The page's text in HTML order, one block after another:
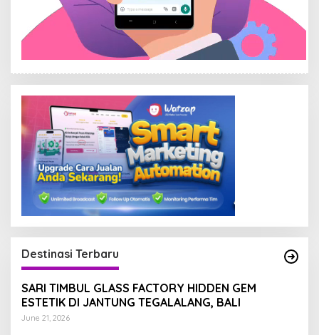
Destinasi Terbaru
SARI TIMBUL GLASS FACTORY HIDDEN GEM
ESTETIK DI JANTUNG TEGALALANG, BALI
June 21, 2026